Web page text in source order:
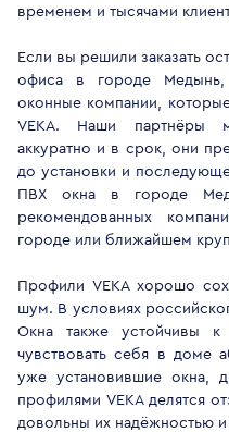
временем и тысячами
Если вы решили заказать
офиса в городе Медынь,
оконные компании,
VEKA. Наши партнёры
аккуратно и в срок, они
до установки и
ПВХ окна в городе
рекомендованных
городе или ближайшем
Профили VEKA хорошо
шум. В условиях
Окна также устойчивы
чувствовать себя в доме
уже установившие окна,
профилями VEKA делятся
довольны их надёжностью